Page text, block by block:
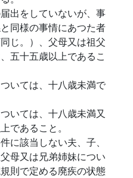
出をしていないが、事
同様の事情にあつた者
じ。）、父母又は祖父
五十五歳以上であるこ
いては、十八歳未満で
いては、十八歳未満又
であること。
に該当しない夫、子、
母又は兄弟姉妹につい
則で定める廃疾の状態